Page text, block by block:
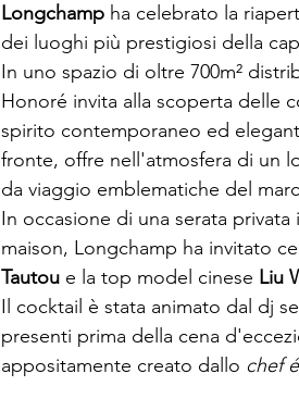
Longchamp ha celebrato la
In uno spazio di oltre 700m²
Honoré invita alla scoperta delle
spirito contemporaneo ed
fronte, offre nell'atmosfera di un
In occasione di una serata privata
maison, Longchamp ha invitato
Tautou e la top model cinese Liu
Il cocktail è stata animato dal dj
presenti prima della cena
appositamente creato dallo chef